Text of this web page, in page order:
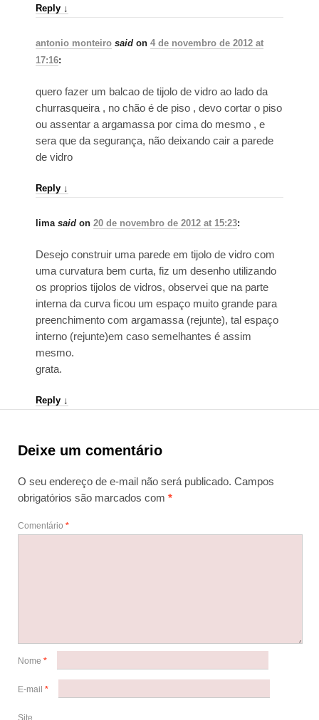
Reply ↓
antonio monteiro said on 4 de novembro de 2012 at
17:16:
quero fazer um balcao de tijolo de vidro ao lado da
churrasqueira , no chão é de piso , devo cortar o piso
ou assentar a argamassa por cima do mesmo , e
sera que da segurança, não deixando cair a parede
de vidro
Reply ↓
lima said on 20 de novembro de 2012 at 15:23:
Desejo construir uma parede em tijolo de vidro com
uma curvatura bem curta, fiz um desenho utilizando
os proprios tijolos de vidros, observei que na parte
interna da curva ficou um espaço muito grande para
preenchimento com argamassa (rejunte), tal espaço
interno (rejunte)em caso semelhantes é assim
mesmo.
grata.
Reply ↓
Deixe um comentário
O seu endereço de e-mail não será publicado. Campos
obrigatórios são marcados com *
Comentário *
Nome *
E-mail *
Site